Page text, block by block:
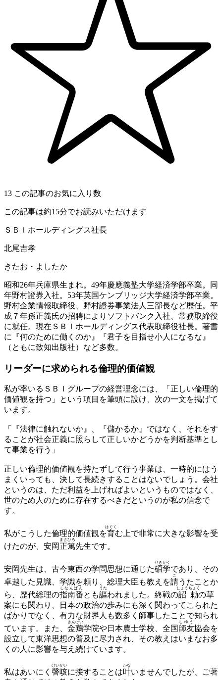
13 この記事のお気に入り数
この記事は約15分でお読みいただけます
ＳＢＩホールディングス社長
北尾吉孝
きたお・よしたか
昭和26年兵庫県生まれ。49年慶應義塾大学経済学部卒業。同
年野村證券入社。53年英国ケンブリッジ大学経済学部卒業。
野村企業情報取締役、野村證券事業法人三部長など歴任。平
成７年孫正義氏の招聘によりソフトバンク入社、常務取締役
に就任。現在ＳＢＩホールディングス代表取締役社長。著書
に『何のために働くのか』『君子を目指せ小人になるな』
（ともに致知出版社）など多数。
リーダーに求められる倫理的価値観
私が率いるＳＢＩグループの経営理念には、「正しい倫理的
価値観を持つ」という項目を筆頭に設け、次の一文を掲げて
います。
「『法律に触れないか』、『儲かるか』ではなく、それをす
ることが社会正義に照らして正しいかどうかを判断基準とし
て事業を行う」
正しい倫理的価値観を持たずして行う事業は、一時的にはう
まくいっても、決して長続きすることはないでしょう。会社
というのは、ただ利益を上げればよいというものではなく、
世のため人のために存在するべきだというのが私の信念で
す。
私がこうした倫理的価値観を育
はぐく
む上で非常に大きな影響を受
けたのが、安岡正篤
まさひろ
先生です。
安岡先生は、古今東西の学問思想に通じた碩学
せきがく
であり、その
卓越した見識、学識を頼り、総理大臣も教えを請
こ
うたことか
ら、歴代総理の指南番
しなんばん
とも謳
うた
われました。終戦の詔勅
しょうちょく
の草
案にも関わり、日本の政治の歩みにも深く関わってこられた
ばかりでなく、有力な財界人も数多く師事したことで知られ
ています。また、 金鶏
きんけい
学院や日本農士学校、全国師友
しゆう
協会を
設立して東洋思想の普及に尽力され、その教えはいまなお多
くの人に影響を与え続けています。
私はあいにく 謦咳
けいがい
に接することは叶
かな
いませんでしたが、ご著